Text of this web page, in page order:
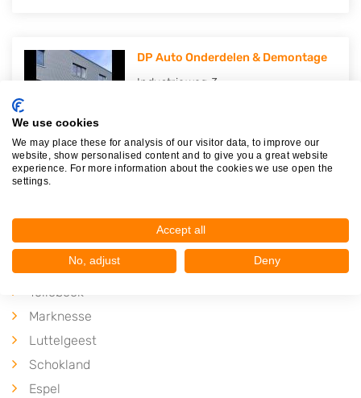
DP Auto Onderdelen & Demontage
Industrieweg 3
Plaatsen in de buurt
Tollebeek
Marknesse
Luttelgeest
Schokland
Espel
We use cookies
We may place these for analysis of our visitor data, to improve our
website, show personalised content and to give you a great website
experience. For more information about the cookies we use open the
settings.
Accept all
No, adjust Deny